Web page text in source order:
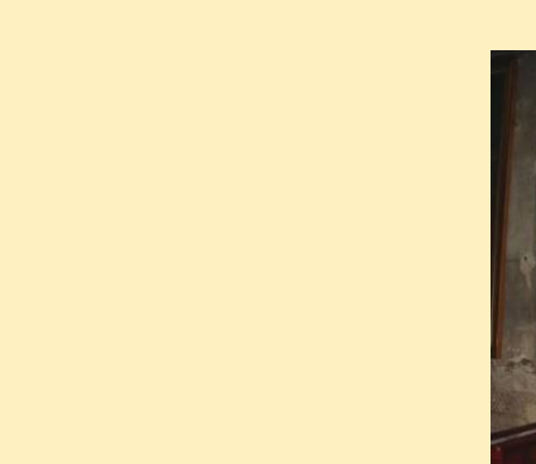
de son tombeau, le
Lavenier pour un mausolée
Selon sa volonté, il fut
Une chapelle spéciale fut
financée par son
d’entretien et les
pratiquement disparaître sa